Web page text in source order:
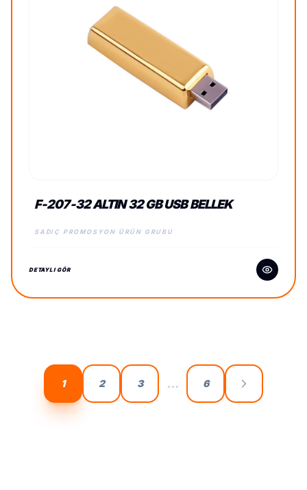
F-207-32 ALTIN 32 GB USB BELLEK
SADIÇ PROMOSYON ÜRÜN GRUBU
DETAYLI GÖR
1 2 3 ... 6